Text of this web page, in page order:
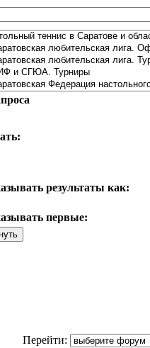
результаты как:
первые:
Перейти: